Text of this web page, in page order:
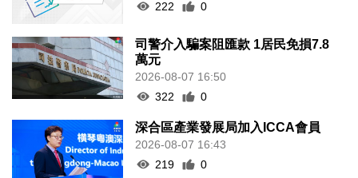
222
0
司警介入騙案阻匯款 1居民免損7.8
萬元
2026-08-07 16:50
322
0
深合區產業發展局加入ICCA會員
2026-08-07 16:43
219
0